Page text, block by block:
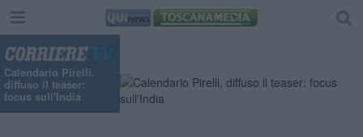
Calendario Pirelli,
diffuso il teaser:
focus sull'India